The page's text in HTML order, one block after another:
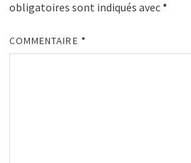
obligatoires sont indiqués avec *
COMMENTAIRE *